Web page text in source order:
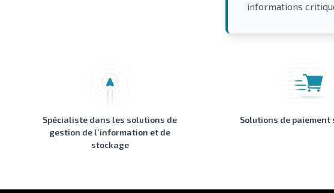
informations
Spécialiste dans les solutions de
gestion de l’information et de
stockage
Solutions de paiement